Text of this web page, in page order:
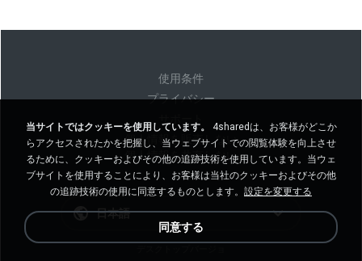
使用条件
プライバシー
個人情報を販売しない
個人情報を共有しない
日本語
当サイトではクッキーを使用しています。
4sharedは、お客様がどこか
らアクセスされたかを把握し、当ウェブサイトでの閲覧体験を向上させ
るために、クッキーおよびその他の追跡技術を使用しています。当ウェ
ブサイトを使用することにより、お客様は当社のクッキーおよびその他
の追跡技術の使用に同意するものとします。 設定を変更する
同意する